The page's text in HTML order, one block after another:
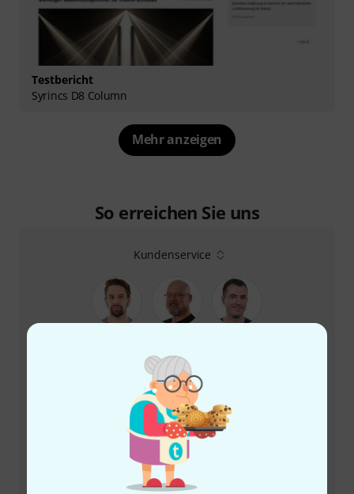
Testbericht
Syrincs D8 Column
Mehr anzeigen
So erreichen Sie uns
Kundenservice
+49-9546-9223-66
Unser Thomann Team Kundenservice steht Ihnen bei
allen Fragen und Problemen nach dem Kauf zur Seite.